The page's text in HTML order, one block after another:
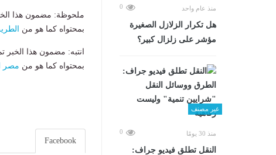
منذ عام واحد 0
هل تكرار الزلازل الصغيرة
مؤشر على زلزال كبير؟
غير مصنف
منذ 30 يومًا 0
​النقل تطلق فيديو جراف:
ملحوظة: مضمون هذا
بمحتواه كما هو من
انتبه: مضمون هذا الخبر
بمحتواه كما هو من مصر
Facebook